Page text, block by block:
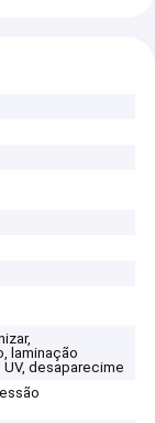
laminação
desaparecime